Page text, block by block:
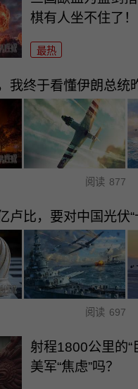
棋有人坐不住了！
最热
我终于看懂伊朗总统
阅读 877
卢比，要对中国光伏“
阅读 697
射程1800公里的“
美军“焦虑”吗？